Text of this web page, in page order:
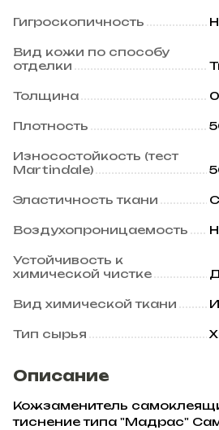
Гигроскопичность
Вид кожи по способу
отделки
Толщина
Плотность
Износостойкость (тест
Martindale)
Эластичность ткани
Воздухопроницаемость
Устойчивость к
химической чистке
Вид химической ткани
Тип сырья
Описание
Кожзаменитель
тиснение типа "Мадрас"